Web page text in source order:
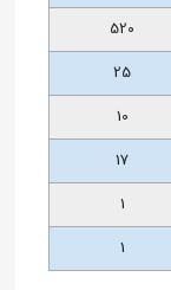
520
25
10
17
1
1